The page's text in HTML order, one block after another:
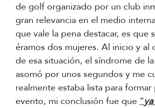
de golf organizado por un club
gran relevancia en el medio
que vale la pena destacar, es que
éramos dos mujeres. Al inicio y al
de esa situación, el síndrome de
asomó por unos segundos y me
realmente estaba lista para
evento, mi conclusión fue que “